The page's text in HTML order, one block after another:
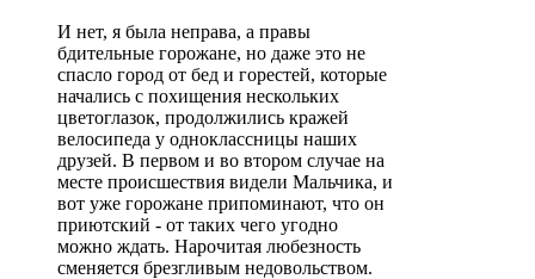
И нет, я была неправа, а правы
бдительные горожане, но даже это не
спасло город от бед и горестей, которые
начались с похищения нескольких
цветоглазок, продолжились кражей
велосипеда у одноклассницы наших
друзей. В первом и во втором случае на
месте происшествия видели Мальчика, и
вот уже горожане припоминают, что он
приютский - от таких чего угодно
можно ждать. Нарочитая любезность
сменяется брезгливым недовольством.